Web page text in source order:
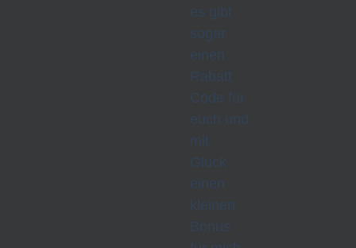
es gibt
sogar
einen
Rabatt
Code für
euch und
mit
Glück
einen
kleinen
Bonus